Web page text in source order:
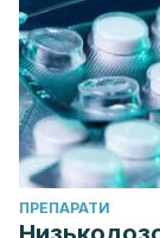
ПРЕПАРАТИ